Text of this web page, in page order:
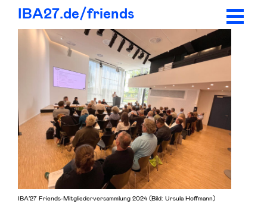
IBA27.de/friends
IBA’27 Friends-Mitgliederversammlung 2024 (Bild: Ursula Hoffmann)